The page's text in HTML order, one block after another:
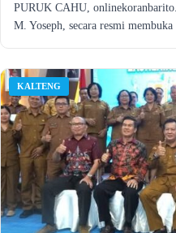
PURUK CAHU,
M. Yoseph, secara resmi
KALTENG